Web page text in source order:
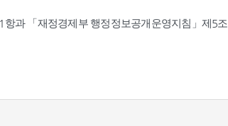
과 「재정경제부 행정정보공개운영지침」제5